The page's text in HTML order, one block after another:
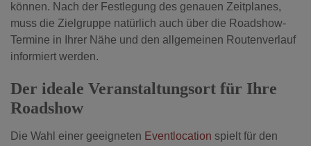
können. Nach der Festlegung des genauen Zeitplanes,
muss die Zielgruppe natürlich auch über die Roadshow-
Termine in Ihrer Nähe und den allgemeinen Routenverlauf
informiert werden.
Der ideale Veranstaltungsort für Ihre
Roadshow
Die Wahl einer geeigneten Eventlocation spielt für den